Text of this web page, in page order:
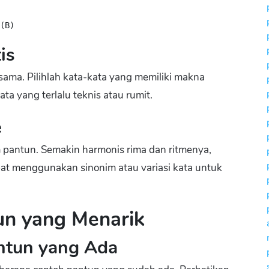
Pilihlah kata-kata yang memiliki makna
yang terlalu teknis atau rumit.
Semakin harmonis rima dan ritmenya,
menggunakan sinonim atau variasi kata untuk
yang Menarik
yang Ada